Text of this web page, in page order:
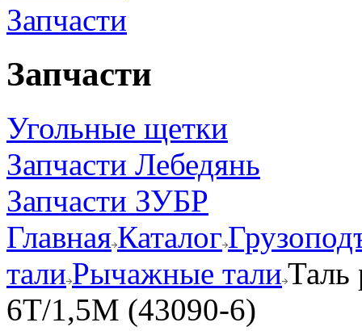
Запчасти
Запчасти
Угольные щетки
Запчасти Лебедянь
Запчасти ЗУБР
ГлавнаяКаталог
тали Рычажные талиТаль
6Т/1,5М (43090-6)